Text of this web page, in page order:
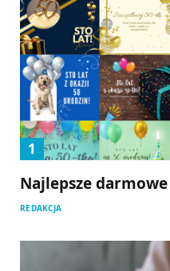
Najlepsze
REDAKCJA